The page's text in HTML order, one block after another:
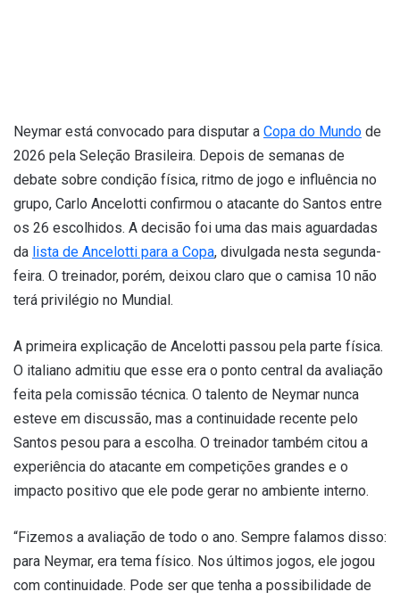
Neymar está convocado para disputar a Copa do Mundo de
2026 pela Seleção Brasileira. Depois de semanas de
debate sobre condição física, ritmo de jogo e influência no
grupo, Carlo Ancelotti confirmou o atacante do Santos entre
os 26 escolhidos. A decisão foi uma das mais aguardadas
da lista de Ancelotti para a Copa, divulgada nesta segunda-
feira. O treinador, porém, deixou claro que o camisa 10 não
terá privilégio no Mundial.
A primeira explicação de Ancelotti passou pela parte física.
O italiano admitiu que esse era o ponto central da avaliação
feita pela comissão técnica. O talento de Neymar nunca
esteve em discussão, mas a continuidade recente pelo
Santos pesou para a escolha. O treinador também citou a
experiência do atacante em competições grandes e o
impacto positivo que ele pode gerar no ambiente interno.
“Fizemos a avaliação de todo o ano. Sempre falamos disso:
para Neymar, era tema físico. Nos últimos jogos, ele jogou
com continuidade. Pode ser que tenha a possibilidade de